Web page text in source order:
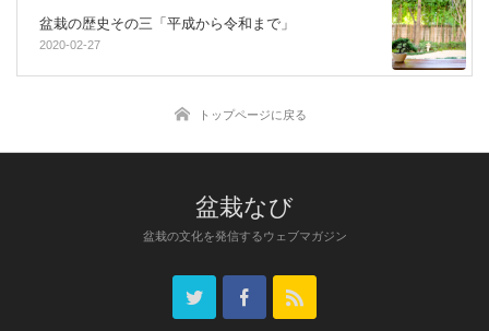
盆栽の歴史その三「平成から令和まで」
2020-02-27
トップページに戻る
盆栽なび
盆栽の文化を発信するウェブマガジン